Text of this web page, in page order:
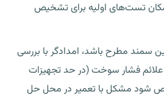
تست‌های اولیه برای تشخیص
سمند مطرح باشد، امدادگر با بررسی
علائم فشار سوخت (در حد تجهیزات
شود مشکل با تعمیر در محل حل